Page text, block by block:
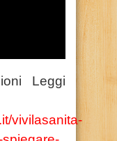
Leggi
vivilasanita-